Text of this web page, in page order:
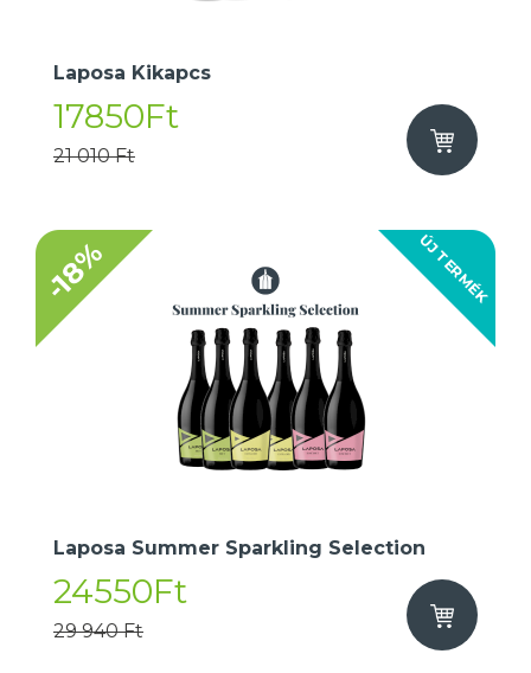
Laposa Kikapcs
17850Ft
21 010 Ft
ÚJ TERMÉK
-18%
Laposa Summer Sparkling Selection
24550Ft
29 940 Ft